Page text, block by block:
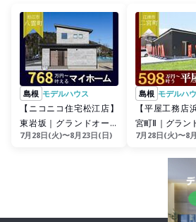
島根 モデルハウス
【ニコニコ住宅松江店】
東岩坂｜グランドオープ
ン
7月28日(火)〜8月23日(日)
島根 モデルハ
【平屋工務店
宮町Ⅱ｜グラン
7月28日(火)〜8